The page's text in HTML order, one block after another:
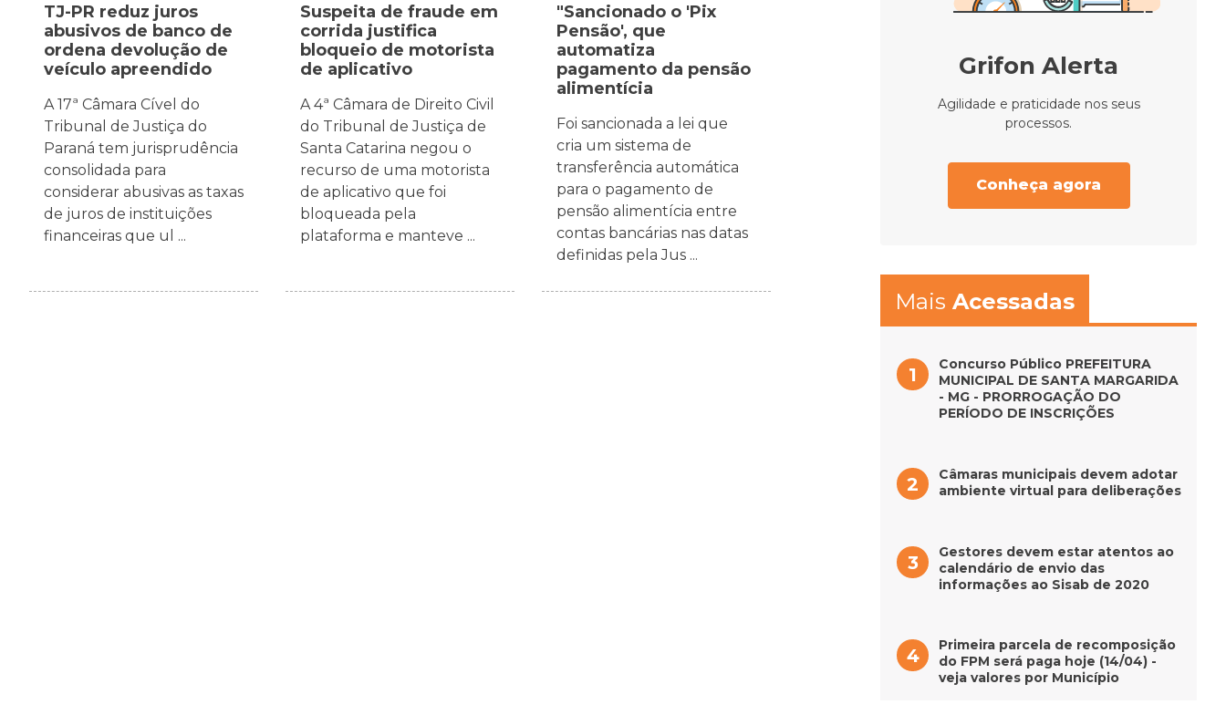
TJ-PR reduz juros
abusivos de banco de
ordena devolução de
veículo apreendido
A 17ª Câmara Cível do
Tribunal de Justiça do
Paraná tem jurisprudência
consolidada para
considerar abusivas as taxas
de juros de instituições
financeiras que ul ...
Suspeita de fraude em
corrida justifica
bloqueio de motorista
de aplicativo
A 4ª Câmara de Direito Civil
do Tribunal de Justiça de
Santa Catarina negou o
recurso de uma motorista
de aplicativo que foi
bloqueada pela
plataforma e manteve ...
"Sancionado o 'Pix
Pensão', que
automatiza
pagamento da pensão
alimentícia
Foi sancionada a lei que
cria um sistema de
transferência automática
para o pagamento de
pensão alimentícia entre
contas bancárias nas datas
definidas pela Jus ...
Grifon Alerta
Agilidade e praticidade nos seus
processos.
Conheça agora
Mais Acessadas
Concurso Público PREFEITURA
MUNICIPAL DE SANTA MARGARIDA
- MG - PRORROGAÇÃO DO
PERÍODO DE INSCRIÇÕES
Câmaras municipais devem adotar
ambiente virtual para deliberações
Gestores devem estar atentos ao
calendário de envio das
informações ao Sisab de 2020
Primeira parcela de recomposição
do FPM será paga hoje (14/04) -
veja valores por Município